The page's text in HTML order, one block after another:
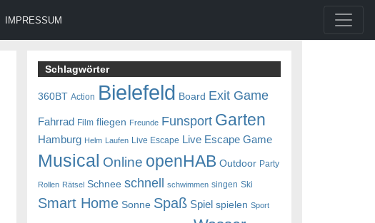
IMPRESSUM
Schlagwörter
360BT Action Bielefeld Board Exit Game
Fahrrad Film fliegen Freunde Funsport Garten
Hamburg Helm Laufen Live Escape Live Escape Game
Musical Online openHAB Outdoor Party
Rollen Rätsel Schnee schnell schwimmen singen Ski
Smart Home Sonne Spaß Spiel spielen Sport